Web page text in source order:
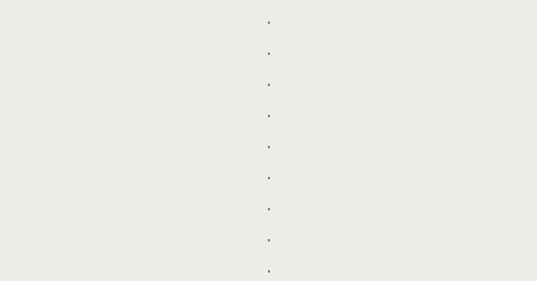
.
.
.
.
.
.
.
.
.